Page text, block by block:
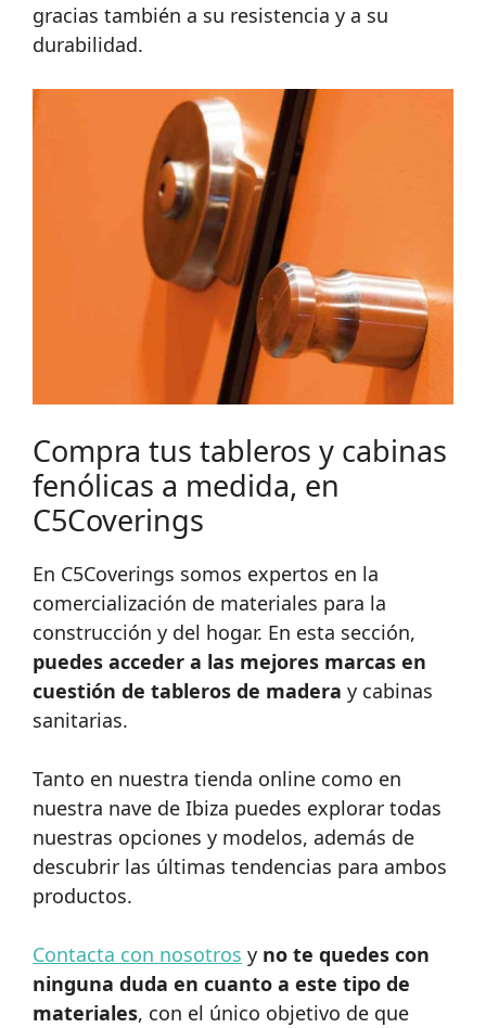
gracias también a su resistencia y a su
durabilidad.
Compra tus tableros y cabinas
fenólicas a medida, en
C5Coverings
En C5Coverings somos expertos en la
comercialización de materiales para la
construcción y del hogar. En esta sección,
puedes acceder a las mejores marcas en
cuestión de tableros de madera y cabinas
sanitarias.
Tanto en nuestra tienda online como en
nuestra nave de Ibiza puedes explorar todas
nuestras opciones y modelos, además de
descubrir las últimas tendencias para ambos
productos.
Contacta con nosotros y no te quedes con
ninguna duda en cuanto a este tipo de
materiales, con el único objetivo de que